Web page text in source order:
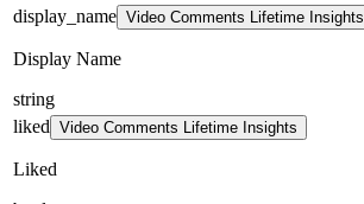
display_name Video Comments Lifetime Insights
Display Name
string
liked Video Comments Lifetime Insights
Liked